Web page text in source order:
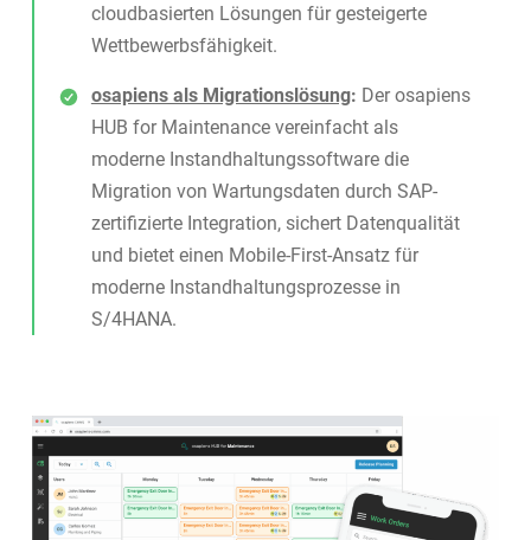
cloudbasierten Lösungen für gesteigerte
Wettbewerbsfähigkeit.
osapiens als Migrationslösung: Der osapiens
HUB for Maintenance vereinfacht als
moderne Instandhaltungssoftwaredie
Migration von Wartungsdaten durch SAP-
zertifizierte Integration, sichert Datenqualität
und bietet einen Mobile-First-Ansatz für
moderne Instandhaltungsprozesse in
S/4HANA.